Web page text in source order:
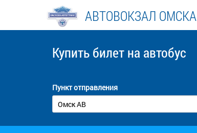
АВТОВОКЗАЛ ОМСКА
Купить билет на автобус
Пункт отправления